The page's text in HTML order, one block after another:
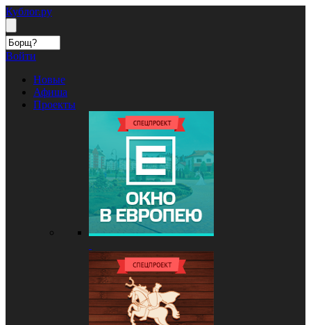
Кублог.ру
Войти
Новые
Афиша
Проекты